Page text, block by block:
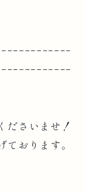
ｰｰｰｰｰｰｰｰｰｰｰ
ｰｰｰｰｰｰｰｰｰｰｰ
ださいませ！
おります。